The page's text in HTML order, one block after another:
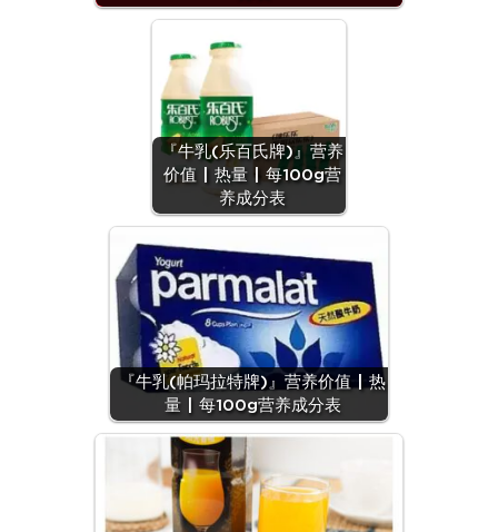
『牛乳(乐百氏牌)』营养
价值 | 热量 | 每100g营
养成分表
『牛乳(帕玛拉特牌)』营养价值 | 热
量 | 每100g营养成分表